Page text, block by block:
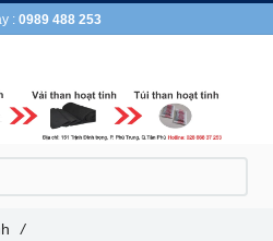
/
: 0989 488 253